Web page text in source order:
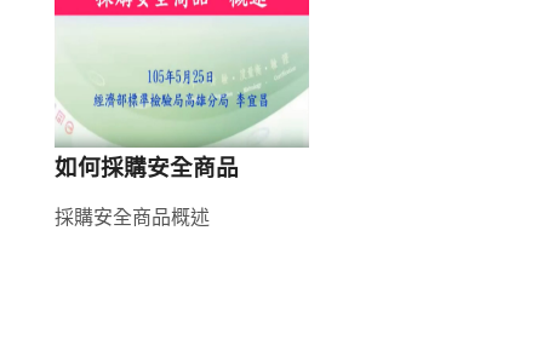
如何採購安全商品
採購安全商品概述